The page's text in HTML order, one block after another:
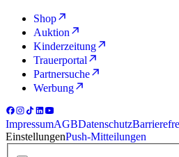
Shop
Auktion
Kinderzeitung
Trauerportal
Partnersuche
Werbung
ImpressumAGBDatenschutz
EinstellungenPush-Mitteilungen